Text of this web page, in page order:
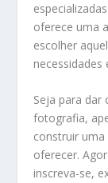
oferece uma
escolher
necessidades
Seja para dar
fotografia,
construir
oferecer.
inscreva-se,